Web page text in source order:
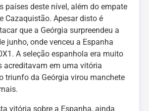
países deste nível, além do empate
Cazaquistão. Apesar disto é
que a Geórgia surpreendeu a
junho, onde venceu a Espanha
A seleção espanhola era muito
acreditavam em uma vitória
triunfo da Geórgia virou manchete
vitória sobre a Espanha, ainda